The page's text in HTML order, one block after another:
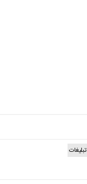
تبلیغات